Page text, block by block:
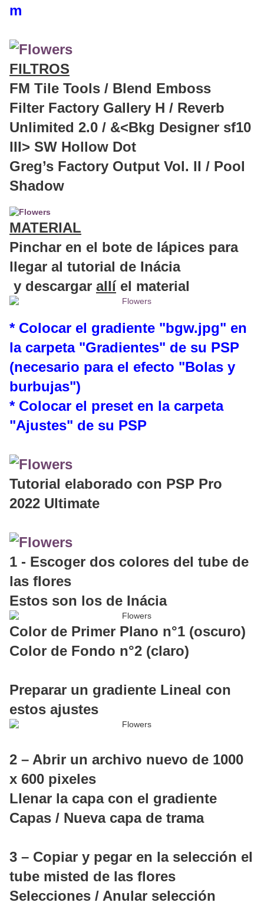
m
FILTROS
FM Tile Tools / Blend Emboss
Filter Factory Gallery H / Reverb
Unlimited 2.0 / &<Bkg Designer sf10
III> SW Hollow Dot
Greg’s Factory Output Vol. II / Pool
Shadow
MATERIAL
Pinchar en el bote de lápices para
llegar al tutorial de Inácia
y descargar allíel material
* Colocar el gradiente "bgw.jpg" en
la carpeta "Gradientes" de su PSP
(necesario para el efecto "Bolas y
burbujas")
* Colocar el preset en la carpeta
"Ajustes" de su PSP
Tutorial elaborado con PSP Pro
2022 Ultimate
1 - Escoger dos colores del tube de
las flores
Estos son los de Inácia
Color de Primer Plano n°1 (oscuro)
Color de Fondo n°2 (claro)
Preparar un gradiente Lineal con
estos ajustes
2 – Abrir un archivo nuevo de 1000
x 600 pixeles
Llenar la capa con el gradiente
Capas / Nueva capa de trama
3 – Copiar y pegar en la selección el
tube misted de las flores
Selecciones / Anular selección